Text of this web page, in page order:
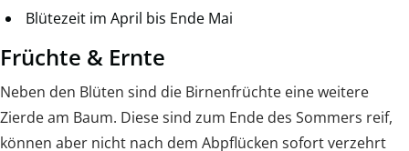
Blütezeit im April bis Ende Mai
Früchte & Ernte
Neben den Blüten sind die Birnenfrüchte eine weitere
Zierde am Baum. Diese sind zum Ende des Sommers reif,
können aber nicht nach dem Abpflücken sofort verzehrt